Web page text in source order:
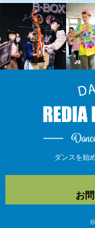
ダンスを始
お
©